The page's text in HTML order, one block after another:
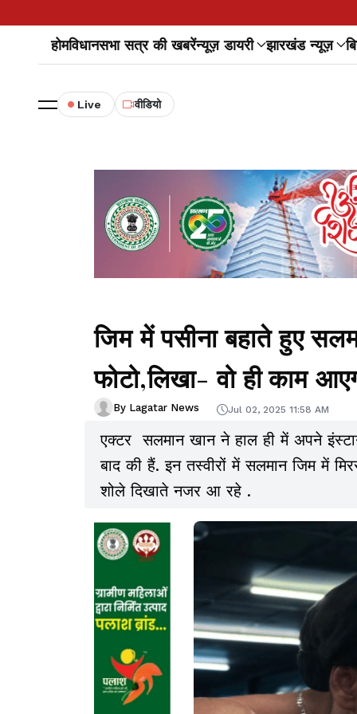
होमविधानसभा सत्र की खबरेंन्यूज़ डायरी झारखंड न्यूज़
Live वीडियो
जिम में पसीना बहाते हुए
फोटो,लिखा- वो ही काम
By Lagatar News Jul 02, 2025 11:58 AM
एक्टर सलमान खान ने हाल ही में अपने
बाद की हैं. इन तस्वीरों में सलमान जिम में
शोले दिखाते नजर आ रहे .